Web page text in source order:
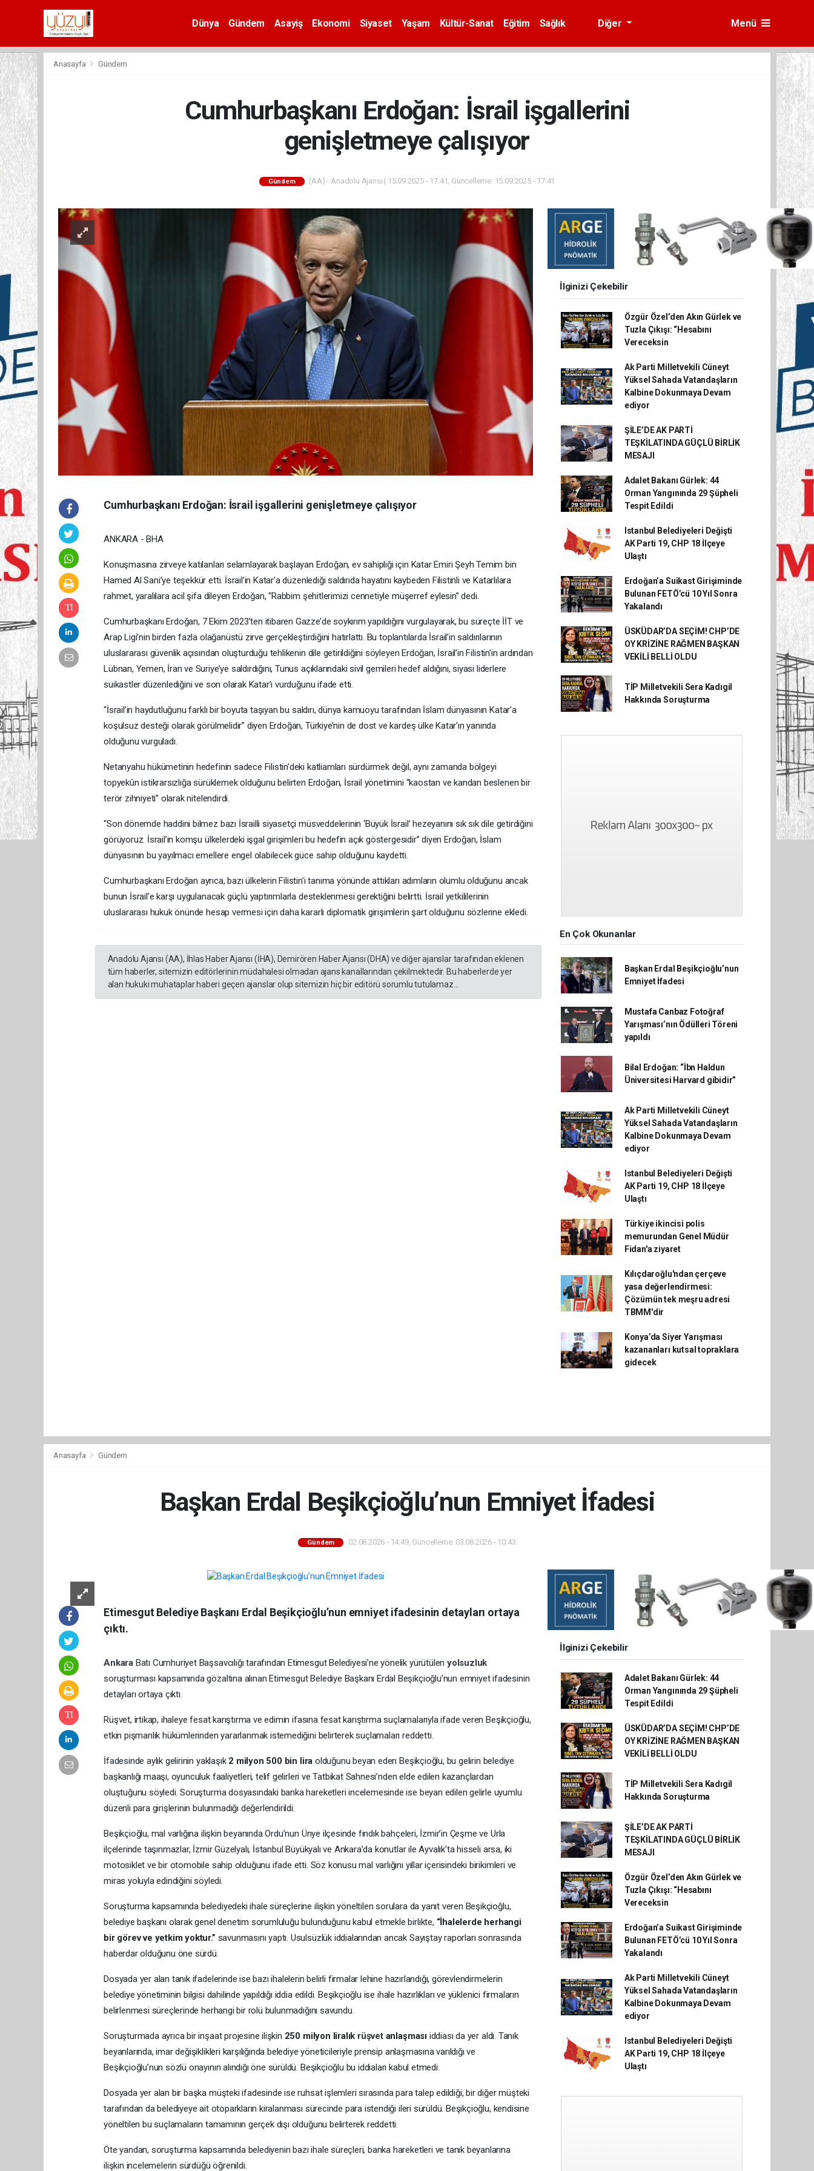
Dünya Gündem Asayiş Ekonomi Siyaset Yaşam Kültür-Sanat Eğitim
Sağlık
Diğer Menü
Anasayfa Gündem
Cumhurbaşkanı Erdoğan: İsrail işgallerini
genişletmeye çalışıyor
Gündem (AA) - Anadolu Ajansı | 15.09.2025 - 17:41, Güncelleme: 15.09.2025 - 17:41
Cumhurbaşkanı Erdoğan: İsrail işgallerini genişletmeye çalışıyor
ANKARA - BHA
Konuşmasına zirveye katılanları selamlayarak başlayan Erdoğan, ev sahipliği için Katar Emiri Şeyh Temim bin
Hamed Al Sani’ye teşekkür etti. İsrail’in Katar’a düzenlediği saldırıda hayatını kaybeden Filistinli ve Katarlılara
rahmet, yaralılara acil şifa dileyen Erdoğan, “Rabbim şehitlerimizi cennetiyle müşerref eylesin” dedi.
Cumhurbaşkanı Erdoğan, 7 Ekim 2023’ten itibaren Gazze’de soykırım yapıldığını vurgulayarak, bu süreçte İİT ve
Arap Ligi’nin birden fazla olağanüstü zirve gerçekleştirdiğini hatırlattı. Bu toplantılarda İsrail’in saldırılarının
uluslararası güvenlik açısından oluşturduğu tehlikenin dile getirildiğini söyleyen Erdoğan, İsrail’in Filistin’in ardından
Lübnan, Yemen, İran ve Suriye’ye saldırdığını, Tunus açıklarındaki sivil gemileri hedef aldığını, siyasi liderlere
suikastler düzenlediğini ve son olarak Katar’ı vurduğunu ifade etti.
“İsrail’in haydutluğunu farklı bir boyuta taşıyan bu saldırı, dünya kamuoyu tarafından İslam dünyasının Katar’a
koşulsuz desteği olarak görülmelidir” diyen Erdoğan, Türkiye’nin de dost ve kardeş ülke Katar’ın yanında
olduğunu vurguladı.
Netanyahu hükümetinin hedefinin sadece Filistin’deki katliamları sürdürmek değil, aynı zamanda bölgeyi
topyekûn istikrarsızlığa sürüklemek olduğunu belirten Erdoğan, İsrail yönetimini “kaostan ve kandan beslenen bir
terör zihniyeti” olarak nitelendirdi.
“Son dönemde haddini bilmez bazı İsrailli siyasetçi müsveddelerinin ‘Büyük İsrail’ hezeyanını sık sık dile getirdiğini
görüyoruz. İsrail’in komşu ülkelerdeki işgal girişimleri bu hedefin açık göstergesidir” diyen Erdoğan, İslam
dünyasının bu yayılmacı emellere engel olabilecek güce sahip olduğunu kaydetti.
Cumhurbaşkanı Erdoğan ayrıca, bazı ülkelerin Filistin’i tanıma yönünde attıkları adımların olumlu olduğunu ancak
bunun İsrail’e karşı uygulanacak güçlü yaptırımlarla desteklenmesi gerektiğini belirtti. İsrail yetkililerinin
uluslararası hukuk önünde hesap vermesi için daha kararlı diplomatik girişimlerin şart olduğunu sözlerine ekledi.
Anadolu Ajansı (AA), İhlas Haber Ajansı (İHA), Demirören Haber Ajansı (DHA) ve diğer ajanslar tarafından eklenen
tüm haberler, sitemizin editörlerinin müdahalesi olmadan ajans kanallarından çekilmektedir. Bu haberlerde yer
alan hukuki muhataplar haberi geçen ajanslar olup sitemizin hiç bir editörü sorumlu tutulamaz...
İlginizi Çekebilir
Özgür Özel’den Akın Gürlek ve
Tuzla Çıkışı: “Hesabını
Vereceksin
Ak Parti Milletvekili Cüneyt
Yüksel Sahada Vatandaşların
Kalbine Dokunmaya Devam
ediyor
ŞİLE’DE AK PARTİ
TEŞKİLATINDA GÜÇLÜ BİRLİK
MESAJI
Adalet Bakanı Gürlek: 44
Orman Yangınında 29 Şüpheli
Tespit Edildi
Istanbul Belediyeleri Değişti
AK Parti 19, CHP 18 İlçeye
Ulaştı
Erdoğan’a Suikast Girişiminde
Bulunan FETÖ’cü 10 Yıl Sonra
Yakalandı
ÜSKÜDAR’DA SEÇİM! CHP’DE
OY KRİZİNE RAĞMEN BAŞKAN
VEKİLİ BELLİ OLDU
TİP Milletvekili Sera Kadıgil
Hakkında Soruşturma
En Çok Okunanlar
Başkan Erdal Beşikçioğlu’nun
Emniyet İfadesi
Mustafa Canbaz Fotoğraf
Yarışması’nın Ödülleri Töreni
yapıldı
Bilal Erdoğan: “İbn Haldun
Üniversitesi Harvard gibidir”
Ak Parti Milletvekili Cüneyt
Yüksel Sahada Vatandaşların
Kalbine Dokunmaya Devam
ediyor
Istanbul Belediyeleri Değişti
AK Parti 19, CHP 18 İlçeye
Ulaştı
Türkiye ikincisi polis
memurundan Genel Müdür
Fidan'a ziyaret
Kılıçdaroğlu'ndan çerçeve
yasa değerlendirmesi:
Çözümün tek meşru adresi
TBMM'dir
Konya’da Siyer Yarışması
kazananları kutsal topraklara
gidecek
Anasayfa Gündem
Başkan Erdal Beşikçioğlu’nun Emniyet İfadesi
Gündem 02.08.2026 - 14:49, Güncelleme: 03.08.2026 - 10:43
Etimesgut Belediye Başkanı Erdal Beşikçioğlu’nun emniyet ifadesinin detayları ortaya
çıktı.
Ankara Batı Cumhuriyet Başsavcılığı tarafından Etimesgut Belediyesi’ne yönelik yürütülen yolsuzluk
soruşturması kapsamında gözaltına alınan Etimesgut Belediye Başkanı Erdal Beşikçioğlu’nun emniyet ifadesinin
detayları ortaya çıktı.
Rüşvet, irtikap, ihaleye fesat karıştırma ve edimin ifasına fesat karıştırma suçlamalarıyla ifade veren Beşikçioğlu,
etkin pişmanlık hükümlerinden yararlanmak istemediğini belirterek suçlamaları reddetti.
İfadesinde aylık gelirinin yaklaşık 2 milyon 500 bin lira olduğunu beyan eden Beşikçioğlu, bu gelirin belediye
başkanlığı maaşı, oyunculuk faaliyetleri, telif gelirleri ve Tatbikat Sahnesi’nden elde edilen kazançlardan
oluştuğunu söyledi. Soruşturma dosyasındaki banka hareketleri incelemesinde ise beyan edilen gelirle uyumlu
düzenli para girişlerinin bulunmadığı değerlendirildi.
Beşikçioğlu, mal varlığına ilişkin beyanında Ordu’nun Ünye ilçesinde fındık bahçeleri, İzmir’in Çeşme ve Urla
ilçelerinde taşınmazlar, İzmir Güzelyalı, İstanbul Büyükyalı ve Ankara’da konutlar ile Ayvalık’ta hisseli arsa, iki
motosiklet ve bir otomobile sahip olduğunu ifade etti. Söz konusu mal varlığını yıllar içerisindeki birikimleri ve
miras yoluyla edindiğini söyledi.
Soruşturma kapsamında belediyedeki ihale süreçlerine ilişkin yöneltilen sorulara da yanıt veren Beşikçioğlu,
belediye başkanı olarak genel denetim sorumluluğu bulunduğunu kabul etmekle birlikte, “İhalelerde herhangi
bir görev ve yetkim yoktur.” savunmasını yaptı. Usulsüzlük iddialarından ancak Sayıştay raporları sonrasında
haberdar olduğunu öne sürdü.
Dosyada yer alan tanık ifadelerinde ise bazı ihalelerin belirli firmalar lehine hazırlandığı, görevlendirmelerin
belediye yönetiminin bilgisi dahilinde yapıldığı iddia edildi. Beşikçioğlu ise ihale hazırlıkları ve yüklenici firmaların
belirlenmesi süreçlerinde herhangi bir rolü bulunmadığını savundu.
Soruşturmada ayrıca bir inşaat projesine ilişkin 250 milyon liralık rüşvet anlaşmasıiddiası da yer aldı. Tanık
beyanlarında, imar değişiklikleri karşılığında belediye yöneticileriyle prensip anlaşmasına varıldığı ve
Beşikçioğlu’nun sözlü onayının alındığı öne sürüldü. Beşikçioğlu bu iddiaları kabul etmedi.
Dosyada yer alan bir başka müşteki ifadesinde ise ruhsat işlemleri sırasında para talep edildiği, bir diğer müşteki
tarafından da belediyeye ait otoparkların kiralanması sürecinde para istendiği ileri sürüldü. Beşikçioğlu, kendisine
yöneltilen bu suçlamaların tamamının gerçek dışı olduğunu belirterek reddetti.
Öte yandan, soruşturma kapsamında belediyenin bazı ihale süreçleri, banka hareketleri ve tanık beyanlarına
ilişkin incelemelerin sürdüğü öğrenildi.
İlginizi Çekebilir
Adalet Bakanı Gürlek: 44
Orman Yangınında 29 Şüpheli
Tespit Edildi
ÜSKÜDAR’DA SEÇİM! CHP’DE
OY KRİZİNE RAĞMEN BAŞKAN
VEKİLİ BELLİ OLDU
TİP Milletvekili Sera Kadıgil
Hakkında Soruşturma
ŞİLE’DE AK PARTİ
TEŞKİLATINDA GÜÇLÜ BİRLİK
MESAJI
Özgür Özel’den Akın Gürlek ve
Tuzla Çıkışı: “Hesabını
Vereceksin
Erdoğan’a Suikast Girişiminde
Bulunan FETÖ’cü 10 Yıl Sonra
Yakalandı
Ak Parti Milletvekili Cüneyt
Yüksel Sahada Vatandaşların
Kalbine Dokunmaya Devam
ediyor
Istanbul Belediyeleri Değişti
AK Parti 19, CHP 18 İlçeye
Ulaştı